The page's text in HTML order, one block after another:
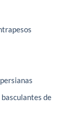
de